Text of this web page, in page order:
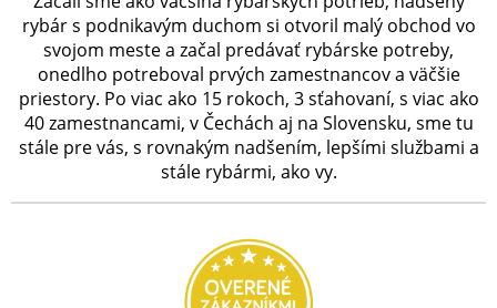
rybár s podnikavým duchom si otvoril malý obchod vo
svojom meste a začal predávať rybárske potreby,
onedlho potreboval prvých zamestnancov a väčšie
priestory. Po viac ako 15 rokoch, 3 sťahovaní, s viac ako
40 zamestnancami, v Čechách aj na Slovensku, sme tu
stále pre vás, s rovnakým nadšením, lepšími službami a
stále rybármi, ako vy.